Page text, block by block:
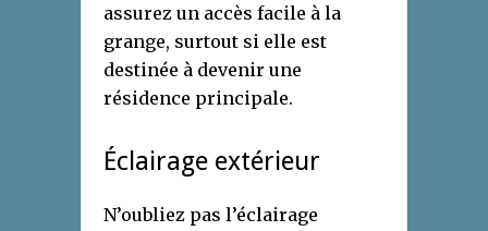
assurez un accès facile à la
grange, surtout si elle est
destinée à devenir une
résidence principale.
Éclairage extérieur
N’oubliez pas l’éclairage